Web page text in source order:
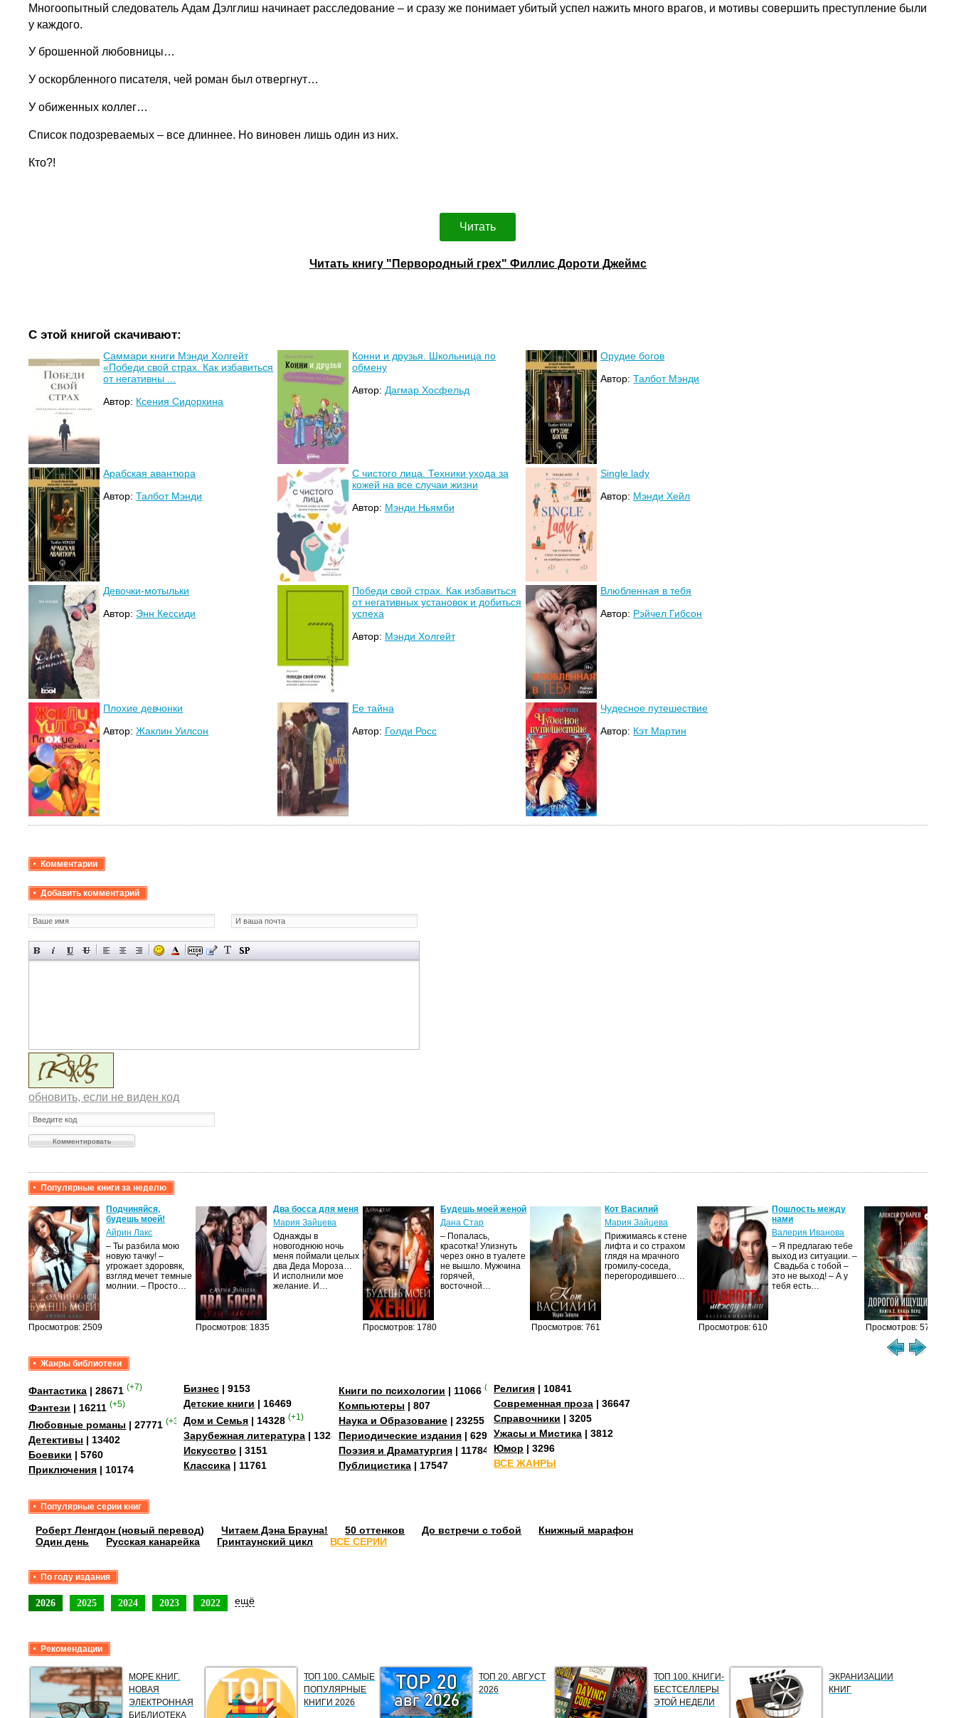
Многоопытный следователь Адам Дэлглиш начинает расследование – и сразу же понимает убитый успел нажить много врагов, и мотивы совершить преступление были
у каждого.
У брошенной любовницы…
У оскорбленного писателя, чей роман был отвергнут…
У обиженных коллег…
Список подозреваемых – все длиннее. Но виновен лишь один из них.
Кто?!
Читать
Читать книгу "Первородный грех" Филлис Дороти Джеймс
С этой книгой скачивают:
Саммари книги Мэнди Холгейт
«Победи свой страх. Как избавиться
от негативны ...
Автор: Ксения Сидоркина
Конни и друзья. Школьница по
обмену
Автор: Дагмар Хосфельд
Орудие богов
Автор:Талбот Мэнди
Арабская авантюра
Автор:Талбот Мэнди
С чистого лица. Техники ухода за
кожей на все случаи жизни
Автор: Мэнди Ньямби
Single lady
Автор: Мэнди Хейл
Девочки-мотыльки
Автор: Энн Кессиди
Победи свой страх. Как избавиться
от негативных установок и добиться
успеха
Автор: Мэнди Холгейт
Влюбленная в тебя
Автор: Рэйчел Гибсон
Плохие девчонки
Автор:Жаклин Уилсон
Ее тайна
Автор: Голди Росс
Чудесное путешествие
Автор: Кэт Мартин
Комментарии
Добавить комментарий
обновить, если не виден код
Популярные книги за неделю
Просмотров: 2509
Подчиняйся,
будешь моей!
Айрин Лакс
– Ты разбила мою
новую тачку! –
угрожает здоровяк,
взгляд мечет темные
молнии. – Просто…
Просмотров: 1835
Два босса для меня
Мария Зайцева
Однажды в
новогоднюю ночь
меня поймали целых
два Деда Мороза…
И исполнили мое
желание. И…
Просмотров: 1780
Будешь моей женой
Дана Стар
– Попалась,
красотка! Улизнуть
через окно в туалете
не вышло. Мужчина
горячей,
восточной…
Просмотров: 761
Кот Василий
Мария Зайцева
Прижимаясь к стене
лифта и со страхом
глядя на мрачного
громилу-соседа,
перегородившего…
Просмотров: 610
Пошлость между
нами
Валерия Иванова
– Я предлагаю тебе
выход из ситуации. –
Свадьба с тобой –
это не выход! – А у
тебя есть…
Просмотров: 573
Жанры библиотеки
Фантастика | 28671 (+7)
Фэнтези | 16211 (+5)
Любовные романы | 27771 (+35)
Детективы | 13402
Боевики | 5760
Приключения | 10174
Бизнес | 9153
Детские книги | 16469
Дом и Семья | 14328 (+1)
Зарубежная литература | 13288
Искусство | 3151
Классика | 11761
Книги по психологии | 11066 (+3)
Компьютеры | 807
Наука и Образование | 23255
Периодические издания | 629
Поэзия и Драматургия | 11784
Публицистика | 17547
Религия | 10841
Современная проза | 36647
Справочники | 3205
Ужасы и Мистика | 3812
Юмор | 3296
ВСЕ ЖАНРЫ
Популярные серии книг
Роберт Ленгдон (новый перевод) Читаем Дэна Брауна! 50 оттенков До встречи с тобой
Книжный марафон
Один день
Русская канарейка Гринтаунский цикл ВСЕ СЕРИИ
По году издания
2026 2025 2024 2023 2022 ещё
Рекомендации
МОРЕ КНИГ.
НОВАЯ
ЭЛЕКТРОННАЯ
БИБЛИОТЕКА
ТОП 100. САМЫЕ
ПОПУЛЯРНЫЕ
КНИГИ 2026
ТОП 20. АВГУСТ
2026
ТОП 100. КНИГИ-
БЕСТСЕЛЛЕРЫ
ЭТОЙ НЕДЕЛИ
ЭКРАНИЗАЦИИ
КНИГ